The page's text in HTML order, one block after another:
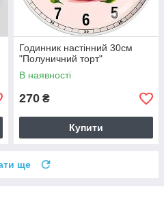
Годинник настінний 30см
"Полуничний торт"
В наявності
270 ₴
Купити
ще